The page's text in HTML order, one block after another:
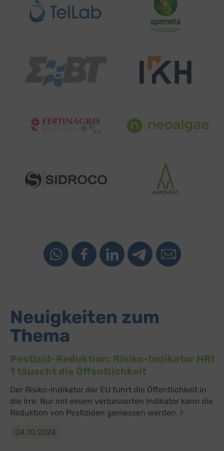
Neuigkeiten zum
Thema
Pestizid-Reduktion: Risiko-Indikator HRI
1 täuscht die Öffentlichkeit
Der Risiko-Indikator der EU führt die Öffentlichkeit in
die Irre. Nur mit einem verbesserten Indikator kann die
Reduktion von Pestiziden gemessen werden.
04.10.2024